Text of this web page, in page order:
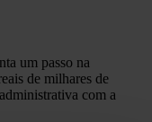
um passo na
de milhares de
com a